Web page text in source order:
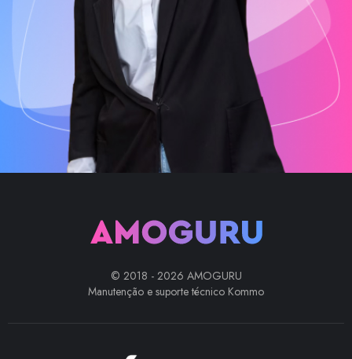
© 2018 - 2026 AMOGURU
Manutenção e suporte técnico Kommo